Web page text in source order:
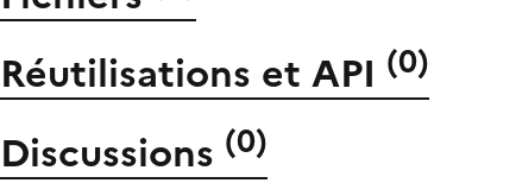
Réutilisations et API (0)
Discussions (0)